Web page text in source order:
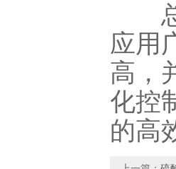
总
应用
高，
化控
的高